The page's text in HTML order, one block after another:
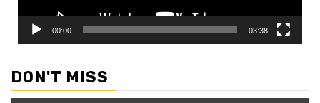
00:00 03:38
DON'T MISS